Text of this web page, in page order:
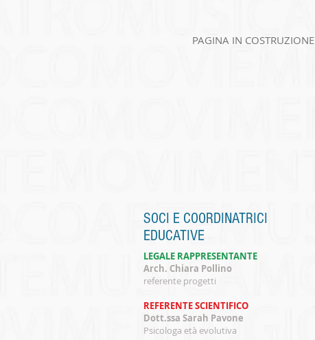
PAGINA IN COSTRUZIONE
SOCI E COORDINATRICI
EDUCATIVE
LEGALE RAPPRESENTANTE
Arch. Chiara Pollino
referente progetti
REFERENTE SCIENTIFICO
Dott.ssa Sarah Pavone
Psicologa età evolutiva